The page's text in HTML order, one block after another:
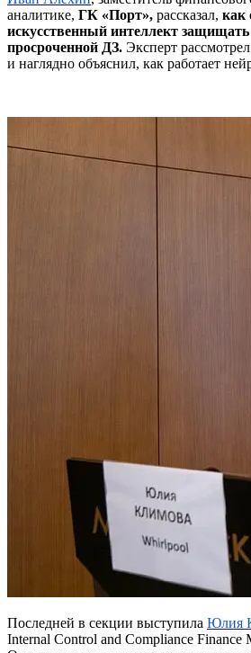
аналитике, ГК «Порт», рассказал, как
искусственный интеллект
просроченной ДЗ. Эксперт
и наглядно объяснил, как работает
Последней в секции выступила Юлия
Internal Control and Compliance Finance